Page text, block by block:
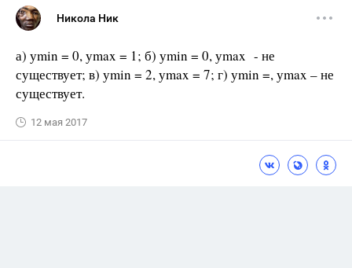
Никола Ник
а) уmin = 0, уmax = 1; б) уmin = 0, уmax - не
существует; в) уmin = 2, уmax = 7; г) уmin =, уmax – не
существует.
12 мая 2017